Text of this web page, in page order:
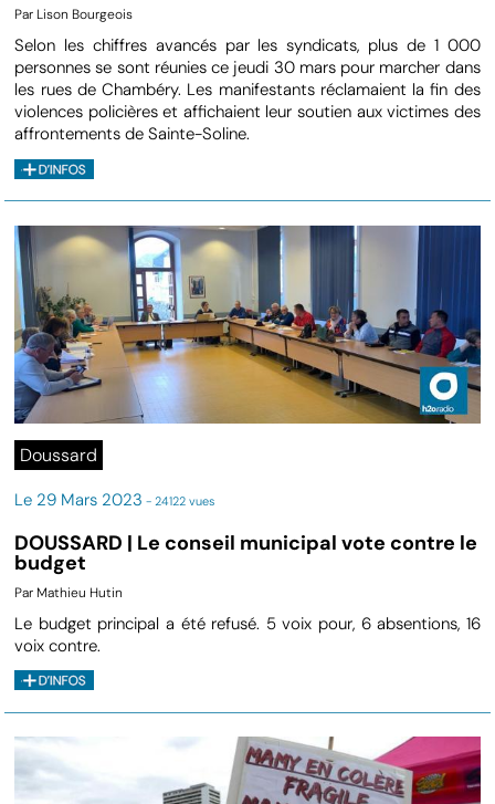
Par Lison Bourgeois
Selon les chiffres avancés par les syndicats, plus de 1 000
personnes se sont réunies ce jeudi 30 mars pour marcher dans
les rues de Chambéry. Les manifestants réclamaient la fin des
violences policières et affichaient leur soutien aux victimes des
affrontements de Sainte-Soline.
Doussard
Le 29 Mars 2023 - 24122 vues
DOUSSARD | Le conseil municipal vote contre le
budget
Par Mathieu Hutin
Le budget principal a été refusé. 5 voix pour, 6 absentions, 16
voix contre.